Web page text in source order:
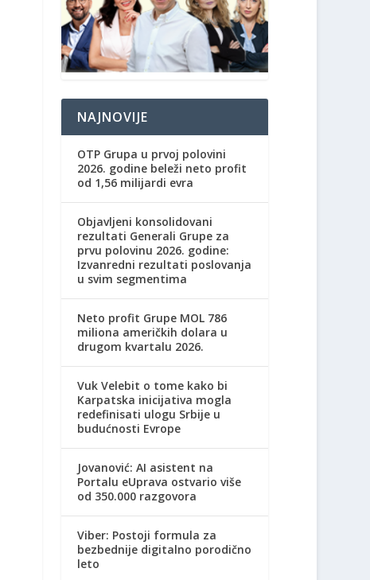
NAJNOVIJE
OTP Grupa u prvoj polovini
2026. godine beleži neto profit
od 1,56 milijardi evra
Objavljeni konsolidovani
rezultati Generali Grupe za
prvu polovinu 2026. godine:
Izvanredni rezultati poslovanja
u svim segmentima
Neto profit Grupe MOL 786
miliona američkih dolara u
drugom kvartalu 2026.
Vuk Velebit o tome kako bi
Karpatska inicijativa mogla
redefinisati ulogu Srbije u
budućnosti Evrope
Jovanović: AI asistent na
Portalu eUprava ostvario više
od 350.000 razgovora
Viber: Postoji formula za
bezbednije digitalno porodično
leto